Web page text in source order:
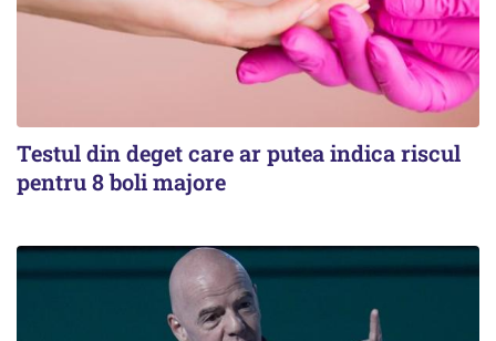
Testul din deget care ar putea indica riscul
pentru 8 boli majore